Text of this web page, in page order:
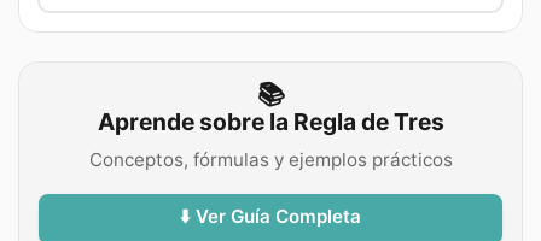
📚
Aprende sobre la Regla de Tres
Conceptos, fórmulas y ejemplos prácticos
⬇️ Ver Guía Completa